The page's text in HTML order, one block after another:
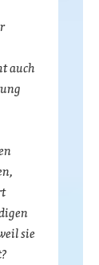
auch
sie